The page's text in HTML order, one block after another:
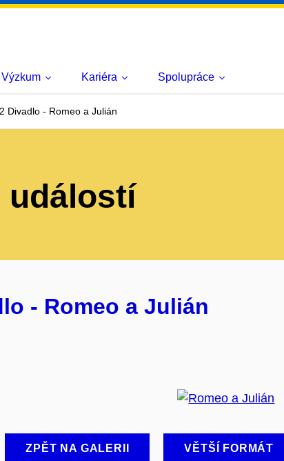
Výzkum Kariéra Spolupráce
Divadlo - Romeo a Julián
událostí
- Romeo a Julián
ZPĚT NA GALERII VĚTŠÍ FORMÁT